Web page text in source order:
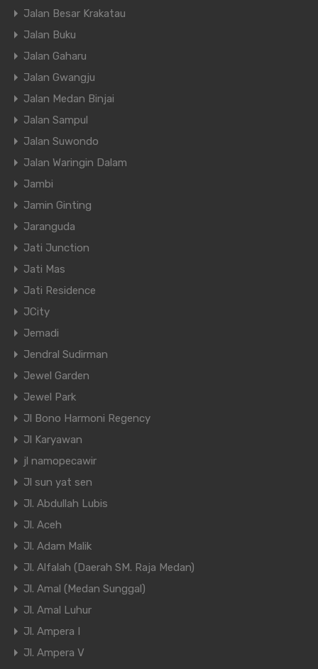
Jalan Besar Krakatau
Jalan Buku
Jalan Gaharu
Jalan Gwangju
Jalan Medan Binjai
Jalan Sampul
Jalan Suwondo
Jalan Waringin Dalam
Jambi
Jamin Ginting
Jaranguda
Jati Junction
Jati Mas
Jati Residence
JCity
Jemadi
Jendral Sudirman
Jewel Garden
Jewel Park
Jl Bono Harmoni Regency
Jl Karyawan
jl namopecawir
Jl sun yat sen
Jl. Abdullah Lubis
Jl. Aceh
Jl. Adam Malik
Jl. Alfalah (Daerah SM. Raja Medan)
Jl. Amal (Medan Sunggal)
Jl. Amal Luhur
Jl. Ampera I
Jl. Ampera V